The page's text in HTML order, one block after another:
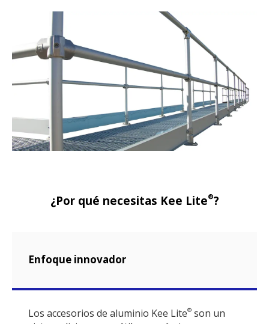
¿Por qué necesitas Kee Lite®?
Enfoque innovador
Los accesorios de aluminio Kee Lite®son un